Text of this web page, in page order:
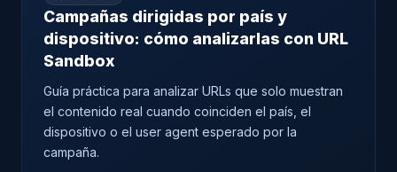
Campañas dirigidas por país y
dispositivo: cómo analizarlas con URL
Sandbox
Guía práctica para analizar URLs que solo muestran
el contenido real cuando coinciden el país, el
dispositivo o el user agent esperado por la
campaña.